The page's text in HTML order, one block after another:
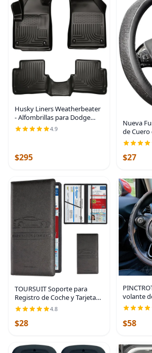
Husky Liners Weatherbeater
- Alfombrillas para Dodge
Dart 2013-2016, delantera y
segunda fila, 3 piezas, color
4.9
$295
Nueva
de
Cristales
Ajuste
$27
TOURSUIT Soporte para
Registro de Coche y Tarjeta
de Seguro, Organizador de
Compartimento para
Documentos de Licencia en
4.8
$28
volante
diseño
panal 3D,
pulgadas
$58